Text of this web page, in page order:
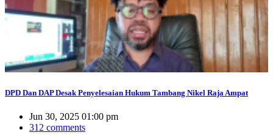
DPD Dan DAP Desak Penyelesaian Hukum Tambang Nikel Raja Ampat
Jun 30, 2025 01:00 pm
312 comments